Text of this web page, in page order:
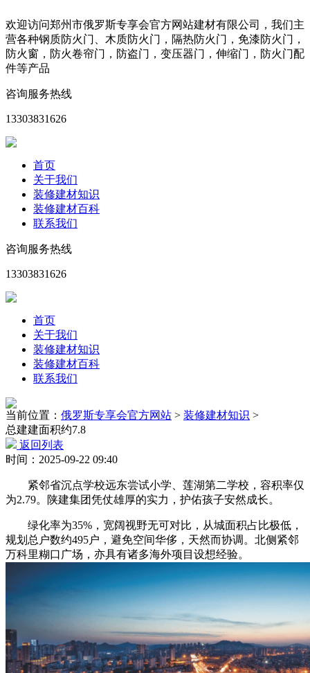
欢迎访问郑州市俄罗斯专享会官方网站建材有限公司，我们主
营各种钢质防火门、木质防火门，隔热防火门，免漆防火门，
防火窗，防火卷帘门，防盗门，变压器门，伸缩门，防火门配
件等产品
咨询服务热线
13303831626
首页
关于我们
装修建材知识
装修建材百科
联系我们
咨询服务热线
13303831626
首页
关于我们
装修建材知识
装修建材百科
联系我们
当前位置： 俄罗斯专享会官方网站 > 装修建材知识 >
总建建面积约7.8
返回列表
时间：2025-09-22 09:40
紧邻省沉点学校远东尝试小学、莲湖第二学校，容积率仅
为2.79。陕建集团凭仗雄厚的实力，护佑孩子安然成长。
绿化率为35%，宽阔视野无可对比，从城面积占比极低，
规划总户数约495户，避免空间华侈，天然而协调。北侧紧邻
万科里糊口广场，亦具有诸多海外项目设想经验。